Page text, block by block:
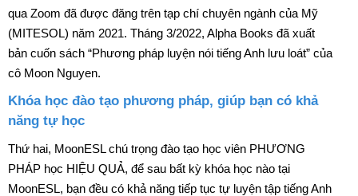
qua Zoom đã được đăng trên tạp chí chuyên ngành của Mỹ
(MITESOL) năm 2021. Tháng 3/2022, Alpha Books đã xuất
bản cuốn sách “Phương pháp luyện nói tiếng Anh lưu loát” của
cô Moon Nguyen.
Khóa học đào tạo phương pháp, giúp bạn có khả
năng tự học
Thứ hai, MoonESL chú trọng đào tạo học viên PHƯƠNG
PHÁP học HIỆU QUẢ, để sau bất kỳ khóa học nào tại
MoonESL, bạn đều có khả năng tiếp tục tự luyện tập tiếng Anh